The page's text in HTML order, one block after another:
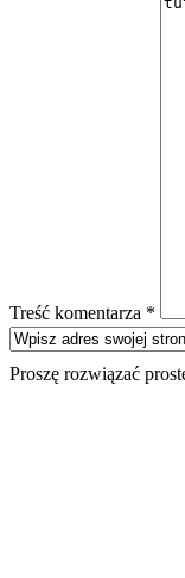
Treść komentarza *
Proszę rozwiązać